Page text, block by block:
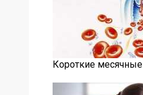
Короткие месячные